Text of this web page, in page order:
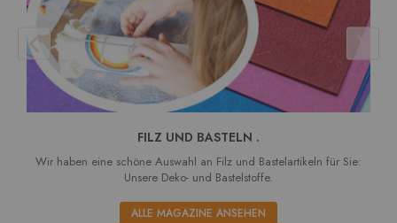
FILZ UND BASTELN .
Wir haben eine schöne Auswahl an Filz und Bastelartikeln für Sie:
Unsere Deko- und Bastelstoffe.
ALLE MAGAZINE ANSEHEN